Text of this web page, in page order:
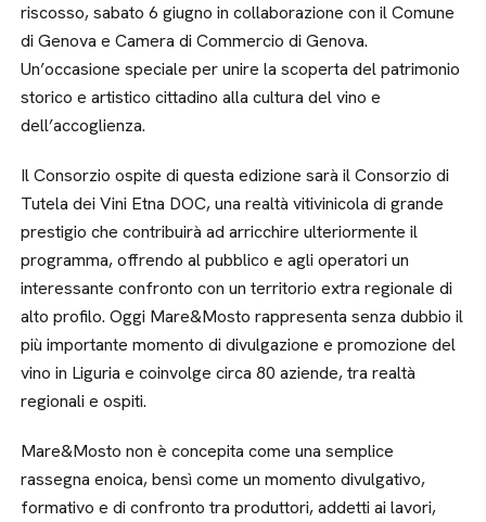
riscosso, sabato 6 giugno in collaborazione con il Comune
di Genova e Camera di Commercio di Genova.
Un’occasione speciale per unire la scoperta del patrimonio
storico e artistico cittadino alla cultura del vino e
dell’accoglienza.
Il Consorzio ospite di questa edizione sarà il Consorzio di
Tutela dei Vini Etna DOC, una realtà vitivinicola di grande
prestigio che contribuirà ad arricchire ulteriormente il
programma, offrendo al pubblico e agli operatori un
interessante confronto con un territorio extra regionale di
alto profilo. Oggi Mare&Mosto rappresenta senza dubbio il
più importante momento di divulgazione e promozione del
vino in Liguria e coinvolge circa 80 aziende, tra realtà
regionali e ospiti.
Mare&Mosto non è concepita come una semplice
rassegna enoica, bensì come un momento divulgativo,
formativo e di confronto tra produttori, addetti ai lavori,